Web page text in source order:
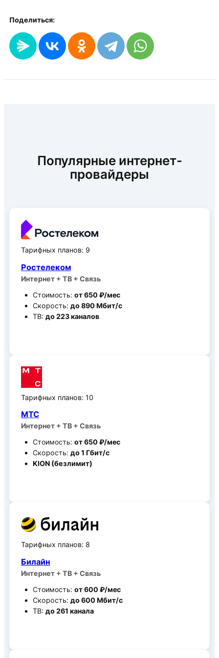
Поделиться:
Популярные интернет-
провайдеры
Тарифных планов: 9
Ростелеком
Интернет + ТВ + Связь
Стоимость: от 650 ₽/мес
Скорость: до 890 Мбит/c
ТВ: до 223 каналов
Тарифных планов: 10
МТС
Интернет + ТВ + Связь
Стоимость: от 650 ₽/мес
Скорость: до 1 Гбит/c
KION (безлимит)
Тарифных планов: 8
Билайн
Интернет + ТВ + Связь
Стоимость: от 600 ₽/мес
Скорость: до 600 Мбит/c
ТВ: до 261 канала